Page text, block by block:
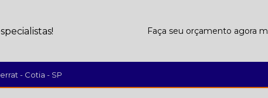
Faça seu orçamento agora
- Cotia - SP